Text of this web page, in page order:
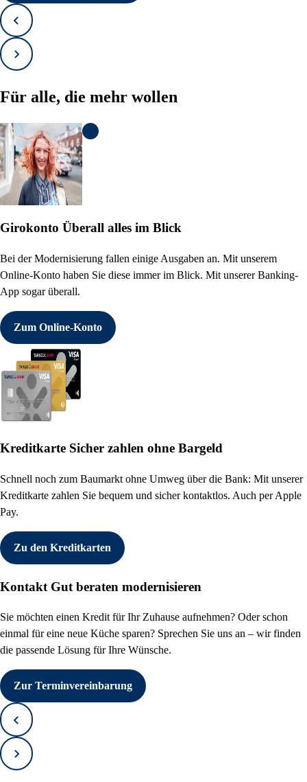
Zurück
Vorwärts
Für alle, die mehr wollen
KI Informationen anzeigen
Girokonto Überall alles im Blick
Bei der Modernisierung fallen einige Ausgaben an. Mit unserem
Online-Konto haben Sie diese immer im Blick. Mit unserer Banking-
App sogar überall.
Zum Online-Konto
Kreditkarte Sicher zahlen ohne Bargeld
Schnell noch zum Baumarkt ohne Umweg über die Bank: Mit unserer
Kreditkarte zahlen Sie bequem und sicher kontaktlos. Auch per Apple
Pay.
Zu den Kreditkarten
Kontakt Gut beraten modernisieren
Sie möchten einen Kredit für Ihr Zuhause aufnehmen? Oder schon
einmal für eine neue Küche sparen? Sprechen Sie uns an – wir finden
die passende Lösung für Ihre Wünsche.
Zur Terminvereinbarung
Zurück
Vorwärts